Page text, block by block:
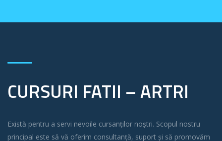
CURSURI FATII – ARTRI
Există pentru a servi nevoile cursanților noștri. Scopul nostru
principal este să vă oferim consultanță, suport și să promovăm